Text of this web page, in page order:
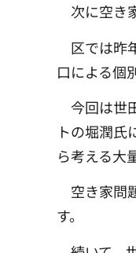
次に空き
区では昨
口による個
今回は世
トの堀潤
ら考える大
空き家問
す。